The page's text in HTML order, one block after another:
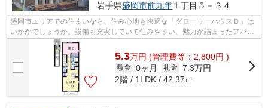
岩手県盛岡市前九年１丁目５－３４
盛岡市エリアでの住まいなら、住み心地も快適な「グローリーハウスＢ」は
いかがでしょうか。設備も充実していて住みやすい、魅力が詰まったアパー
トです。盛岡市エリアにある物件のこ...
5.3万円 (管理費等：2,800円 )
敷金 0ヶ月 礼金 7.3万円
2階 / 1LDK / 42.37㎡